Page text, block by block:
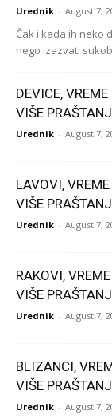
Urednik - August 7,
Čak i kada ih neko
nego izazvati
DEVICE,
VIŠE
Urednik - August 7,
LAVOVI,
VIŠE
Urednik - August 7,
RAKOVI,
VIŠE
Urednik - August 7,
BLIZANCI,
VIŠE
Urednik - August 7,